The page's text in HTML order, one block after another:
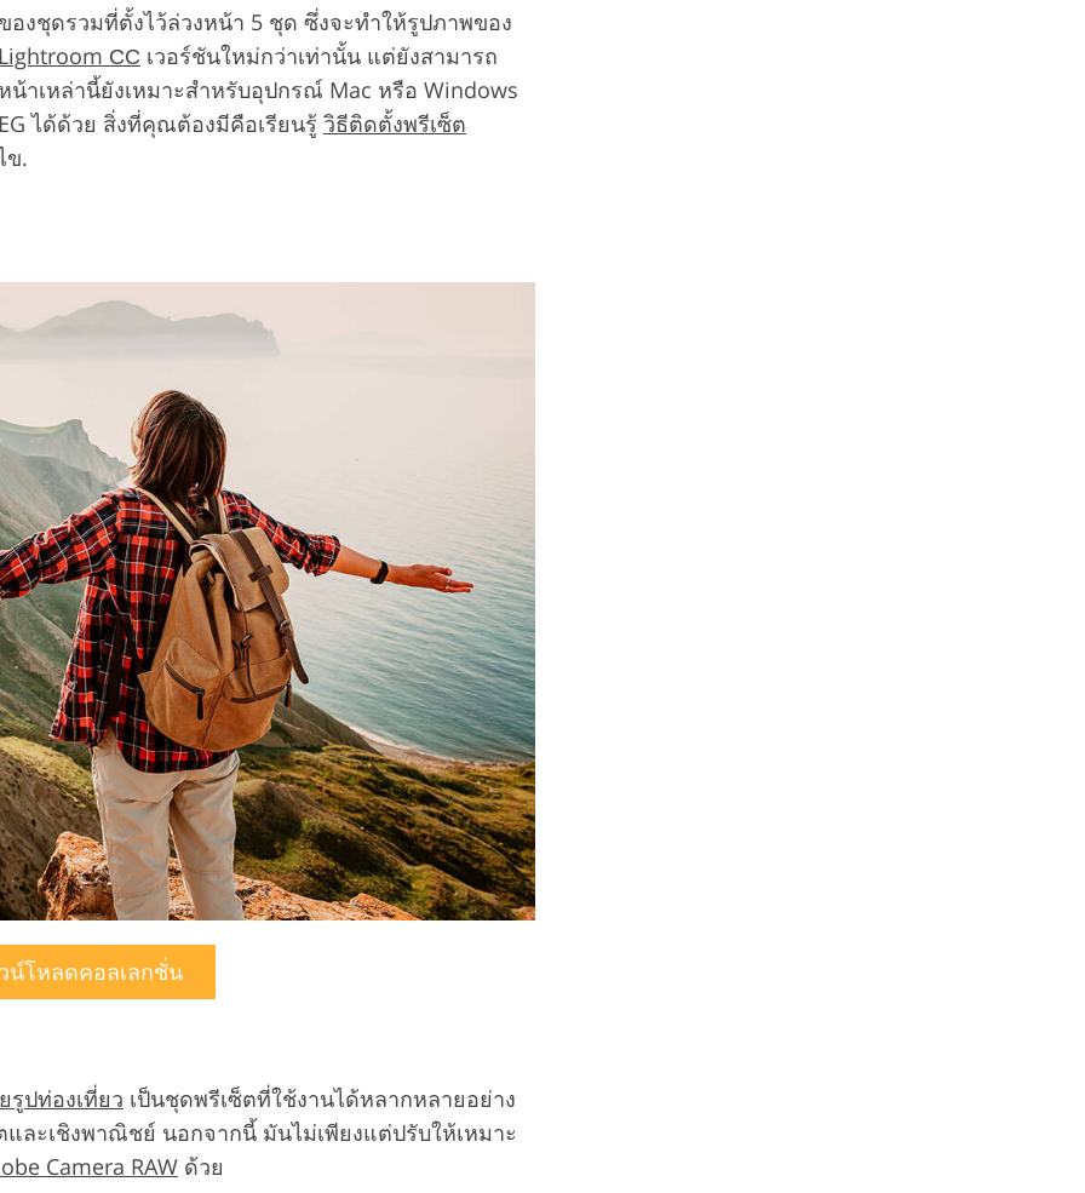
งชุดรวมที่ตั้งไว้ล่วงหน้า 5 ชุด ซึ่งจะทำให้รูปภาพของ
СС เวอร์ชันใหม่กว่าเท่านั้น แต่ยังสามารถ
าเหล่านี้ยังเหมาะสำหรับอุปกรณ์ Mac หรือ Windows
ได้ด้วย สิ่งที่คุณต้องมีคือเรียนรู้ วิธีติดตั้งพรีเซ็ต
ข.
น์โหลดคอลเลกชั่น
รูปท่องเที่ยว เป็นชุดพรีเซ็ตที่ใช้งานได้หลากหลายอย่าง
ะเชิงพาณิชย์ นอกจากนี้ มันไม่เพียงแต่ปรับให้เหมาะ
Camera RAW ด้วย